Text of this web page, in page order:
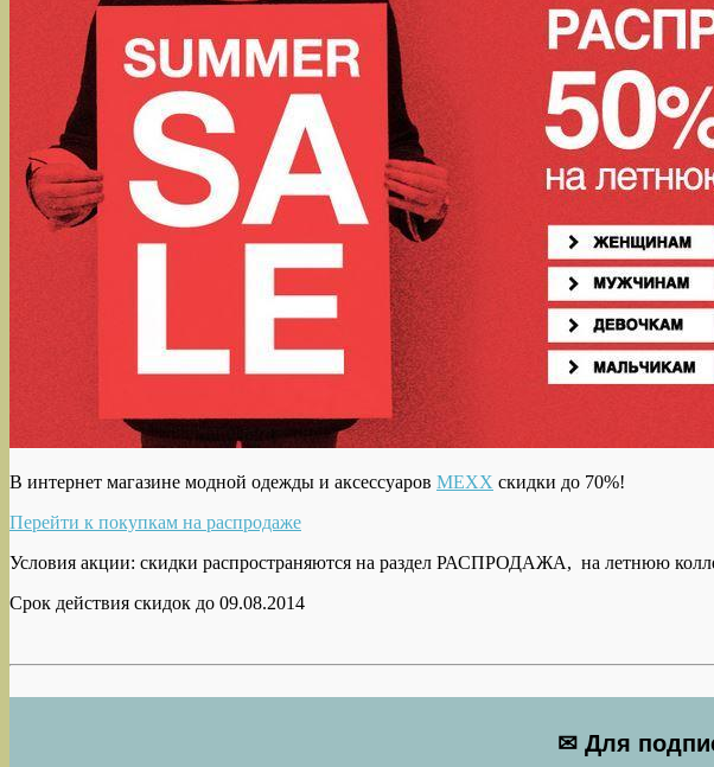
В интернет магазине модной одежды и аксессуаров MEXX скидки до 70%!
Перейти к покупкам на распродаже
Условия акции: скидки распространяются на раздел РАСПРОДАЖА, на летнюю
Срок действия скидок до 09.08.2014
✉ Для